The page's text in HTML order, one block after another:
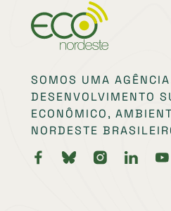
SOMOS UMA
DESENVOLVIMENTO
ECONÔMICO,
NORDESTE